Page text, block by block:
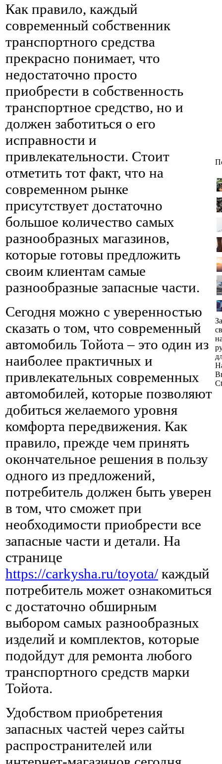
Как правило, каждый
современный собственник
транспортного средства
прекрасно понимает, что
недостаточно просто
приобрести в собственность
транспортное средство, но и
должен заботиться о его
исправности и
привлекательности. Стоит
отметить тот факт, что на
современном рынке
присутствует достаточно
большое количество самых
разнообразных магазинов,
которые готовы предложить
своим клиентам самые
разнообразные запасные части.
Сегодня можно с уверенностью
сказать о том, что современный
автомобиль Тойота – это один из
наиболее практичных и
привлекательных современных
автомобилей, которые позволяют
добиться желаемого уровня
комфорта передвижения. Как
правило, прежде чем принять
окончательное решения в пользу
одного из предложений,
потребитель должен быть уверен
в том, что сможет при
необходимости приобрести все
запасные части и детали. На
странице
https://carkysha.ru/toyota/ каждый
потребитель может ознакомиться
с достаточно обширным
выбором самых разнообразных
изделий и комплектов, которые
подойдут для ремонта любого
транспортного средств марки
Тойота.
Удобством приобретения
запасных частей через сайты
распространителей или